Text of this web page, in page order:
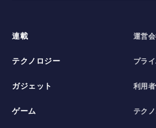
連載
テクノロジー
ガジェット
ゲーム
運営
プラ
利用
テク